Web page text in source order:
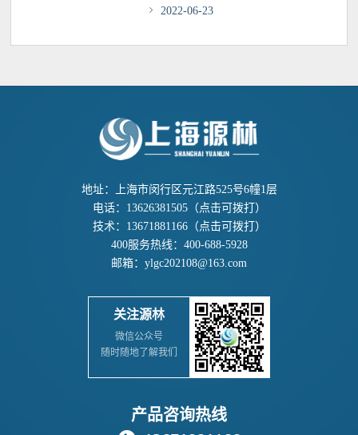
 2022-06-23
地址：上海市闵行区元江路525号6幢1层
电话： 13626381505（点击可拨打）
技术： 13671881166（点击可拨打）
400服务热线： 400-688-5928
邮箱： ylgc202108@163.com
关注源林
微信公众号
随时随地了解我们
产品咨询热线